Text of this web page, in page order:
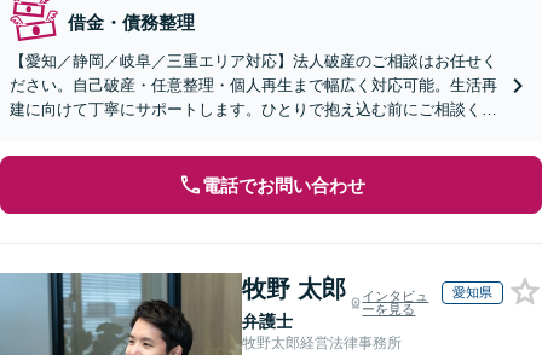
借金・債務整理
【愛知／静岡／岐阜／三重エリア対応】法人破産のご相談はお任せく
ださい。自己破産・任意整理・個人再生まで幅広く対応可能。生活再
建に向けて丁寧にサポートします。ひとりで抱え込む前にご相談くだ
電話でお問い合わせ
牧野 太郎
弁護士
インタビュ
ーを見る
愛知県
牧野太郎経営法律事務所